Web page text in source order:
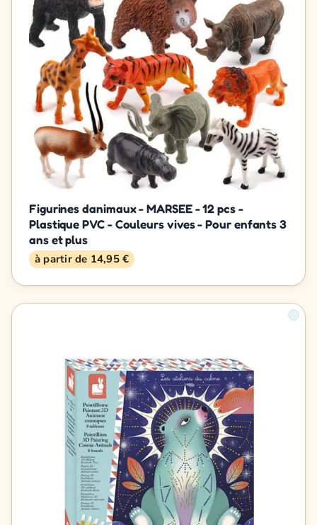
Figurines danimaux - MARSEE - 12 pcs -
Plastique PVC - Couleurs vives - Pour enfants 3
ans et plus
à partir de 14,95 €